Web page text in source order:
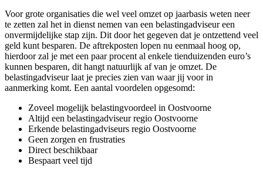
Voor grote organisaties die wel veel omzet op jaarbasis weten neer
te zetten zal het in dienst nemen van een belastingadviseur een
onvermijdelijke stap zijn. Dit door het gegeven dat je ontzettend veel
geld kunt besparen. De aftrekposten lopen nu eenmaal hoog op,
hierdoor zal je met een paar procent al enkele tienduizenden euro’s
kunnen besparen, dit hangt natuurlijk af van je omzet. De
belastingadviseur laat je precies zien van waar jij voor in
aanmerking komt. Een aantal voordelen opgesomd:
Zoveel mogelijk belastingvoordeel in Oostvoorne
Altijd een belastingadviseur regio Oostvoorne
Erkende belastingadviseurs regio Oostvoorne
Geen zorgen en frustraties
Direct beschikbaar
Bespaart veel tijd